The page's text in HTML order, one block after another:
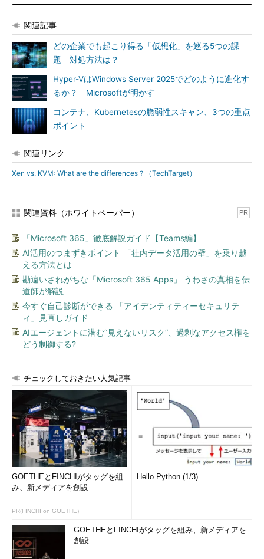
関連記事
どの企業でも起こり得る「仮想化」を巡る5つの課
題 対処方法は？
Hyper-VはWindows Server 2025でどのように進化す
るか？ Microsoftが明かす
コンテナ、Kubernetesの脆弱性スキャン、3つの重点
ポイント
関連リンク
Xen vs. KVM: What are the differences？（TechTarget）
関連資料（ホワイトペーパー） PR
「Microsoft 365」徹底解説ガイド【Teams編】
AI活用のつまずきポイント 「社内データ活用の壁」を乗り越
える方法とは
勘違いされがちな「Microsoft 365 Apps」 うわさの真相を伝
道師が解説
今すぐ自己診断ができる 「アイデンティティーセキュリテ
ィ」見直しガイド
AIエージェントに潜む“見えないリスク”、過剰なアクセス権を
どう制御する?
チェックしておきたい人気記事
GOETHEとFINCHIがタッグを組
み、新メディアを創設
PR(FINCHI on GOETHE)
Hello Python (1/3)
GOETHEとFINCHIがタッグを組み、新メディアを
創設